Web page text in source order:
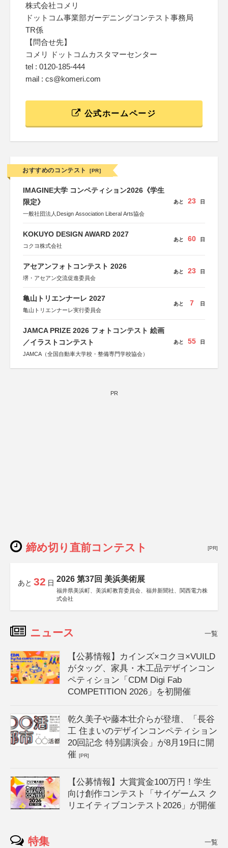
株式会社コメリ
ドットコム事業部ガーデニングコンテスト事務局
TR係
【問合せ先】
コメリ ドットコムカスタマーセンター
tel : 0120-185-444
mail : cs@komeri.com
公式ホームページ
おすすめのコンテスト [PR]
IMAGINE大学 コンペティション2026《学生
限定》
一般社団法人Design Association Liberal Arts協会
あと 23 日
KOKUYO DESIGN AWARD 2027
コクヨ株式会社
あと 60 日
アセアンフォトコンテスト 2026
堺・アセアン交流促進委員会
あと 23 日
亀山トリエンナーレ 2027
亀山トリエンナーレ実行委員会
あと 7 日
JAMCA PRIZE 2026 フォトコンテスト 絵画
／イラストコンテスト
JAMCA（全国自動車大学校・整備専門学校協会）
あと 55 日
PR
締め切り直前コンテスト [PR]
あと 32 日 2026 第37回 美浜美術展
福井県美浜町、美浜町教育委員会、福井新聞社、関西電力株
式会社
ニュース 一覧
【公募情報】カインズ×コクヨ×VUILD
がタッグ、家具・木工品デザインコン
ペティション「CDM Digi Fab
COMPETITION 2026」を初開催
乾久美子や藤本壮介らが登壇、「長谷
工 住まいのデザインコンペティション
20回記念 特別講演会」が8月19日に開
催[PR]
【公募情報】大賞賞金100万円！学生
向け創作コンテスト「サイゲームス ク
リエイティブコンテスト2026」が開催
特集 一覧